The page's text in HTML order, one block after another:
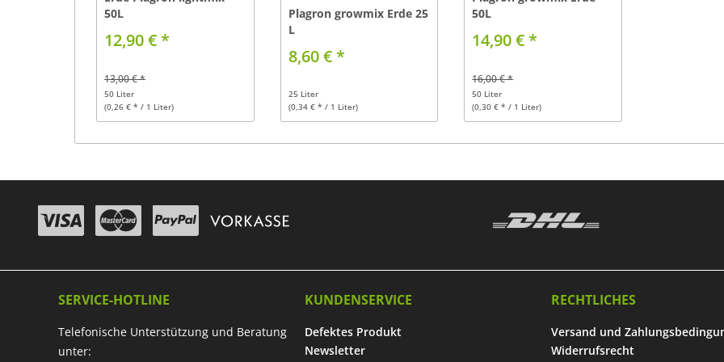
50L
12,90 € *
13,00 € *
50 Liter
(0,26 € * / 1 Liter)
Plagron growmix Erde 25
L
8,60 € *
25 Liter
(0,34 € * / 1 Liter)
50L
14,90 € *
16,00 € *
50 Liter
(0,30 € * / 1 Liter)
SERVICE-HOTLINE
Telefonische Unterstützung und Beratung
unter:
KUNDENSERVICE
Defektes Produkt
Newsletter
RECHTLICHES
Versand und
Widerrufsrecht